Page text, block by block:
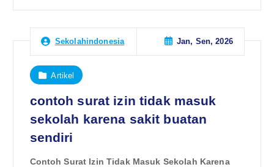
Sekolahindonesia Jan, Sen, 2026
Artikel
contoh surat izin tidak masuk
sekolah karena sakit buatan
sendiri
Contoh Surat Izin Tidak Masuk Sekolah Karena